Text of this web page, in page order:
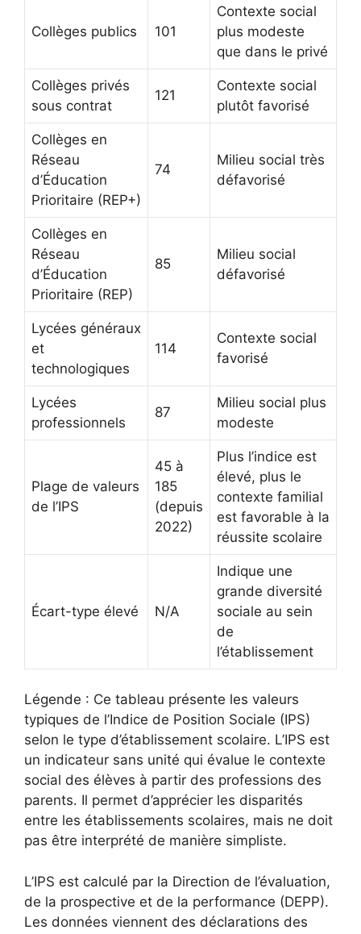
Collèges publics 101
Contexte social
plus modeste
que dans le privé
Collèges privés
sous contrat
121
Contexte social
plutôt favorisé
Collèges en
Réseau
d’Éducation
Prioritaire (REP+)
74
Milieu social très
défavorisé
Collèges en
Réseau
d’Éducation
Prioritaire (REP)
85
Milieu social
défavorisé
Lycées généraux
et
technologiques
114
Contexte social
favorisé
Lycées
professionnels
87
Milieu social plus
modeste
Plage de valeurs
de l’IPS
45 à
185
(depuis
2022)
Plus l’indice est
élevé, plus le
contexte familial
est favorable à la
réussite scolaire
Écart-type élevé N/A
Indique une
grande diversité
sociale au sein
de
l’établissement
Légende : Ce tableau présente les valeurs
typiques de l’Indice de Position Sociale (IPS)
selon le type d’établissement scolaire. L’IPS est
un indicateur sans unité qui évalue le contexte
social des élèves à partir des professions des
parents. Il permet d’apprécier les disparités
entre les établissements scolaires, mais ne doit
pas être interprété de manière simpliste.
L’IPS est calculé par la Direction de l’évaluation,
de la prospective et de la performance (DEPP).
Les données viennent des déclarations des